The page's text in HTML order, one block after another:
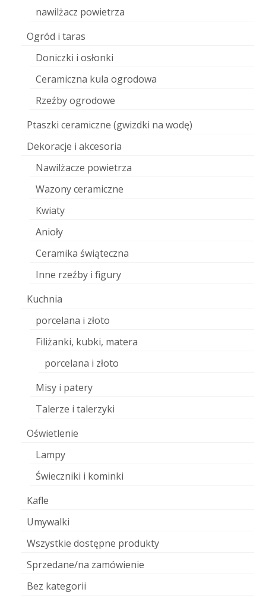
nawilżacz powietrza
Ogród i taras
Doniczki i osłonki
Ceramiczna kula ogrodowa
Rzeźby ogrodowe
Ptaszki ceramiczne (gwizdki na wodę)
Dekoracje i akcesoria
Nawilżacze powietrza
Wazony ceramiczne
Kwiaty
Anioły
Ceramika świąteczna
Inne rzeźby i figury
Kuchnia
porcelana i złoto
Filiżanki, kubki, matera
porcelana i złoto
Misy i patery
Talerze i talerzyki
Oświetlenie
Lampy
Świeczniki i kominki
Kafle
Umywalki
Wszystkie dostępne produkty
Sprzedane/na zamówienie
Bez kategorii